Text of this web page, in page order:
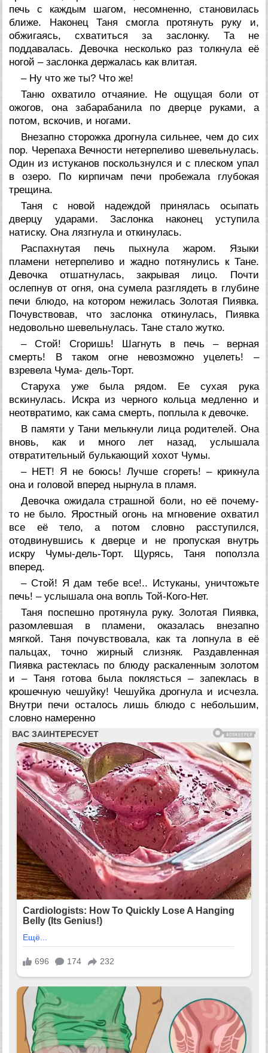
печь с каждым шагом, несомненно, становилась
ближе. Наконец Таня смогла протянуть руку и,
обжигаясь, схватиться за заслонку. Та не
поддавалась. Девочка несколько раз толкнула её
ногой – заслонка держалась как влитая.
– Ну что же ты? Что же!
Таню охватило отчаяние. Не ощущая боли от
ожогов, она забарабанила по дверце руками, а
потом, вскочив, и ногами.
Внезапно сторожка дрогнула сильнее, чем до сих
пор. Черепаха Вечности нетерпеливо шевельнулась.
Один из истуканов поскользнулся и с плеском упал
в озеро. По кирпичам печи пробежала глубокая
трещина.
Таня с новой надеждой принялась осыпать
дверцу ударами. Заслонка наконец уступила
натиску. Она лязгнула и откинулась.
Распахнутая печь пыхнула жаром. Языки
пламени нетерпеливо и жадно потянулись к Тане.
Девочка отшатнулась, закрывая лицо. Почти
ослепнув от огня, она сумела разглядеть в глубине
печи блюдо, на котором нежилась Золотая Пиявка.
Почувствовав, что заслонка откинулась, Пиявка
недовольно шевельнулась. Тане стало жутко.
– Стой! Сгоришь! Шагнуть в печь – верная
смерть! В таком огне невозможно уцелеть! –
взревела Чума- дель-Торт.
Старуха уже была рядом. Ее сухая рука
вскинулась. Искра из черного кольца медленно и
неотвратимо, как сама смерть, поплыла к девочке.
В памяти у Тани мелькнули лица родителей. Она
вновь, как и много лет назад, услышала
отвратительный булькающий хохот Чумы.
– НЕТ! Я не боюсь! Лучше сгореть! – крикнула
она и головой вперед нырнула в пламя.
Девочка ожидала страшной боли, но её почему-
то не было. Яростный огонь на мгновение охватил
все её тело, а потом словно расступился,
отодвинувшись к дверце и не пропуская внутрь
искру Чумы-дель-Торт. Щурясь, Таня поползла
вперед.
– Стой! Я дам тебе все!.. Истуканы, уничтожьте
печь! – услышала она вопль Той-Кого-Нет.
Таня поспешно протянула руку. Золотая Пиявка,
разомлевшая в пламени, оказалась внезапно
мягкой. Таня почувствовала, как та лопнула в её
пальцах, точно жирный слизняк. Раздавленная
Пиявка растеклась по блюду раскаленным золотом
и – Таня готова была поклясться – запеклась в
крошечную чешуйку! Чешуйка дрогнула и исчезла.
Внутри печи осталось лишь блюдо с небольшим,
словно намеренно